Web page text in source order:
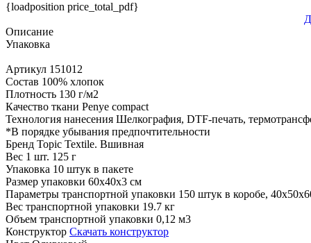
{loadposition price_total_pdf}
Описание
Упаковка
Артикул 151012
Состав 100% хлопок
Плотность 130 г/м2
Качество ткани Penye compact
Технология нанесения Шелкография, DTF-печать,
*В порядке убывания предпочтительности
Бренд Topic Textile. Вшивная
Вес 1 шт. 125 г
Упаковка 10 штук в пакете
Размер упаковки 60x40x3 см
Параметры транспортной упаковки 150 штук в коробе,
Вес транспортной упаковки 19.7 кг
Объем транспортной упаковки 0,12 м3
Конструктор Скачать конструктор